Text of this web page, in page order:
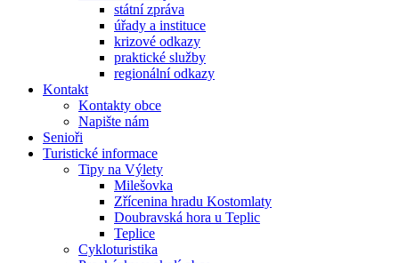
státní zpráva
úřady a instituce
krizové odkazy
praktické služby
regionální odkazy
Kontakt
Kontakty obce
Napište nám
Senioři
Turistické informace
Tipy na Výlety
Milešovka
Zřícenina hradu Kostomlaty
Doubravská hora u Teplic
Teplice
Cykloturistika